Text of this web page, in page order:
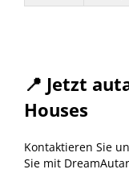
📍 Jetzt
Houses
Kontaktieren Sie
Sie mit